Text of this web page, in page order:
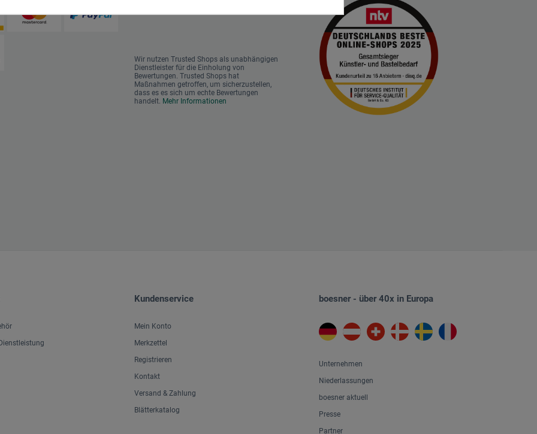
Wir nutzen Trusted Shops als unabhängigen
Dienstleister für die Einholung von
Bewertungen. Trusted Shops hat
Maßnahmen getroffen, um sicherzustellen,
dass es es sich um echte Bewertungen
handelt. Mehr Informationen
Kundenservice
Mein Konto
Merkzettel
Registrieren
Kontakt
Versand & Zahlung
Blätterkatalog
boesner - über 40x in Europa
Unternehmen
Niederlassungen
boesner aktuell
Presse
Partner